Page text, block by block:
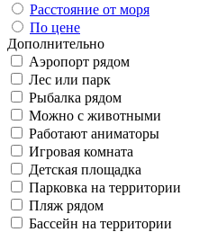
Расстояние от моря
По цене
Дополнительно
Аэропорт рядом
Лес или парк
Рыбалка рядом
Можно с животными
Работают аниматоры
Игровая комната
Детская площадка
Парковка на территории
Пляж рядом
Бассейн на территории